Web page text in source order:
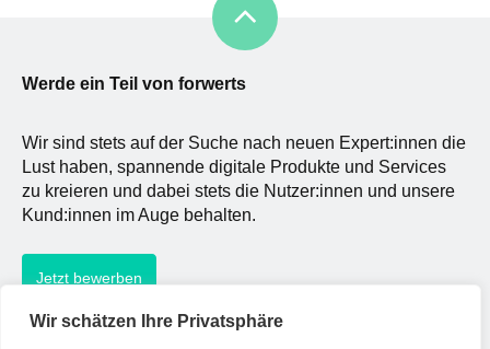
Wir schätzen Ihre Privatsphäre
man sich dem Bereich UX
Werde ein Teil von forwerts
Wir sind stets auf der Suche nach neuen Expert:innen die
Lust haben, spannende digitale Produkte und Services
zu kreieren und dabei stets die Nutzer:innen und unsere
Kund:innen im Auge behalten.
Jetzt bewerben